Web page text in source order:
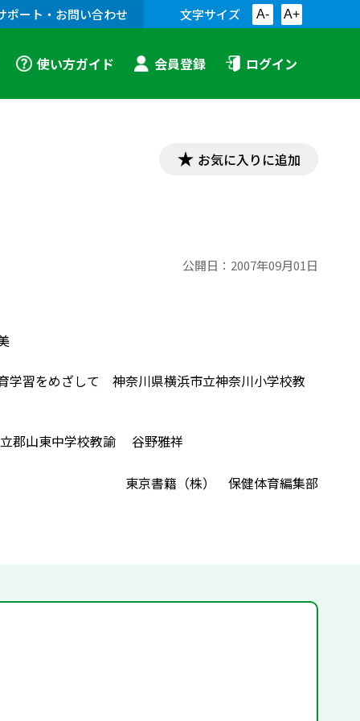
ポート・お問い合わせ 文字サイズ A- A+
使い方ガイド 会員登録 ログイン
お気に入りに追加
公開日： 2007年09月01日
学習をめざして 神奈川県横浜市立神奈川小学校教
郡山東中学校教諭 谷野雅祥
東京書籍（株） 保健体育編集部